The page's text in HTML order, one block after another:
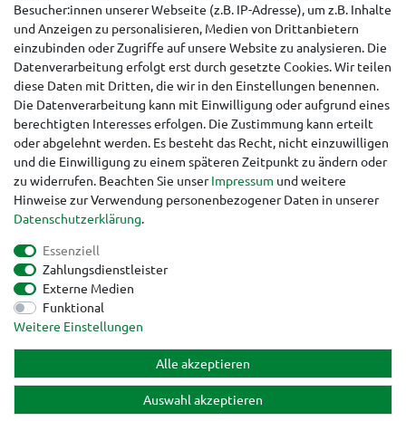
Hinweise für Käufer aus der Schweiz
Impressum
Vertrag widerrufen
Besucher:innen unserer Webseite (z.B. IP-Adresse), um z.B. Inhalte
und Anzeigen zu personalisieren, Medien von Drittanbietern
einzubinden oder Zugriffe auf unsere Website zu analysieren. Die
Datenverarbeitung erfolgt erst durch gesetzte Cookies. Wir teilen
diese Daten mit Dritten, die wir in den Einstellungen benennen.
Die Datenverarbeitung kann mit Einwilligung oder aufgrund eines
berechtigten Interesses erfolgen. Die Zustimmung kann erteilt
oder abgelehnt werden. Es besteht das Recht, nicht einzuwilligen
und die Einwilligung zu einem späteren Zeitpunkt zu ändern oder
zu widerrufen. Beachten Sie unserImpressum und weitere
Hinweise zur Verwendung personenbezogener Daten in unserer
Daten­schutz­erklärung.
Essenziell
Zahlungsdienstleister
Externe Medien
Funktional
Weitere Einstellungen
Alle akzeptieren
Auswahl akzeptieren